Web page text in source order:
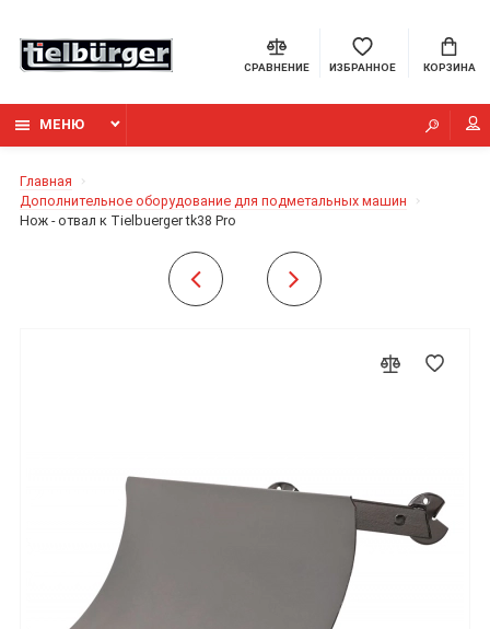
СРАВНЕНИЕ ИЗБРАННОЕ КОРЗИНА
МЕНЮ
Главная
Дополнительное оборудование для подметальных машин
Нож - отвал к Tielbuerger tk38 Pro